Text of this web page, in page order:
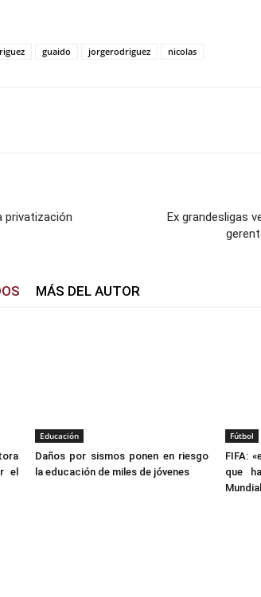
guaido jorgerodriguez nicolas
privatización
Ex grandesligas
MÁS DEL AUTOR
el
Educación
Daños por sismos ponen en riesgo
la educación de miles de jóvenes
Fútbol
FIFA:
que